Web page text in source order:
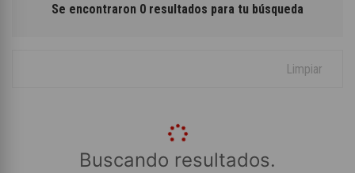
Se encontraron 0 resultados para tu búsqueda
Limpiar
Buscando resultados.